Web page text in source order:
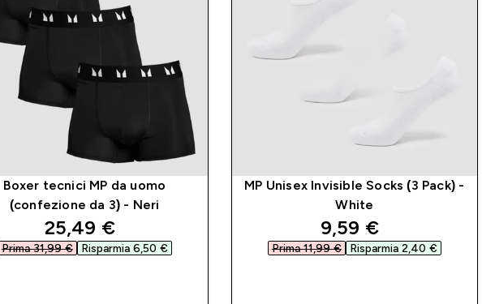
Boxer tecnici MP da uomo
(confezione da 3) - Neri
discounted price
25,49 €‎
Prima 31,99 €‎ Risparmia 6,50 €‎
MP Unisex Invisible Socks (3 Pack) -
White
discounted price
9,59 €‎
Prima 11,99 €‎ Risparmia 2,40 €‎